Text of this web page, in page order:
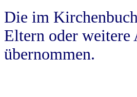
Die im
Eltern oder weitere
übernommen.